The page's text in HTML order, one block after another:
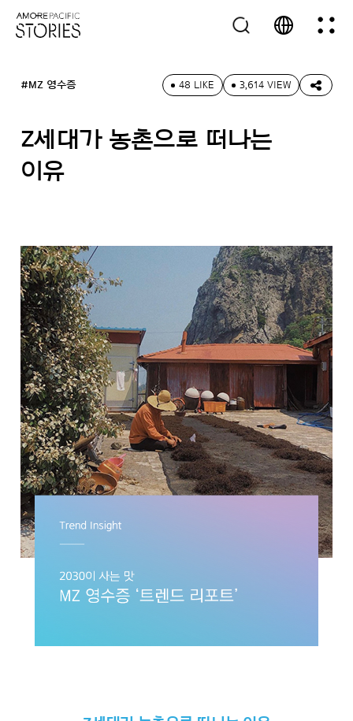
#MZ 영수증 48 LIKE 3,614 VIEW
Z세대가 농촌으로 떠나는
이유